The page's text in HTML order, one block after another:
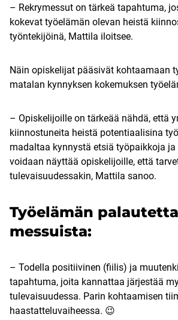
– Rekrymessut on tärkeä tapahtuma,
kokevat työelämän olevan heistä
työntekijöinä, Mattila iloitsee.
Näin opiskelijat pääsivät kohtaamaan
matalan kynnyksen kokemuksen
– Opiskelijoille on tärkeää nähdä, että
kiinnostuneita heistä potentiaalisina
madaltaa kynnystä etsiä työpaikkoja
voidaan näyttää opiskelijoille, että
tulevaisuudessakin, Mattila sanoo.
Työelämän palautetta
messuista:
– Todella positiivinen (fiilis) ja
tapahtuma, joita kannattaa järjestää
tulevaisuudessa. Parin kohtaamisen
haastatteluvaiheessa. 😉